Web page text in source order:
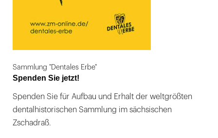
Sammlung "Dentales Erbe"
Spenden Sie jetzt!
Spenden Sie für Aufbau und Erhalt der weltgrößten
dentalhistorischen Sammlung im sächsischen
Zschadraß.